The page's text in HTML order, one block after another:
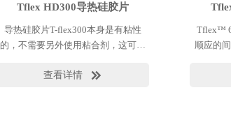
Tflex HD300导热硅胶片
导热硅胶片T-flex300本身是有粘性
的，不需要另外使用粘合剂，这可增
以随货提供粘贴在它上面的一层永久
查看详情 
Tflex™
顺应的
专